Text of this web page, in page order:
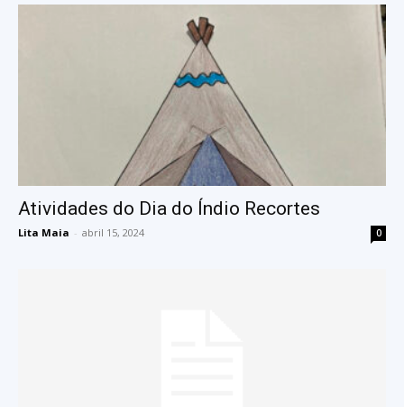
Atividades do Dia do Índio Recortes
Lita Maia - abril 15, 2024 0